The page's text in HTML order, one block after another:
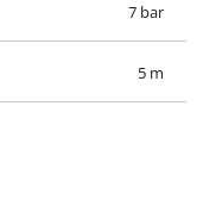
7 bar
5 m